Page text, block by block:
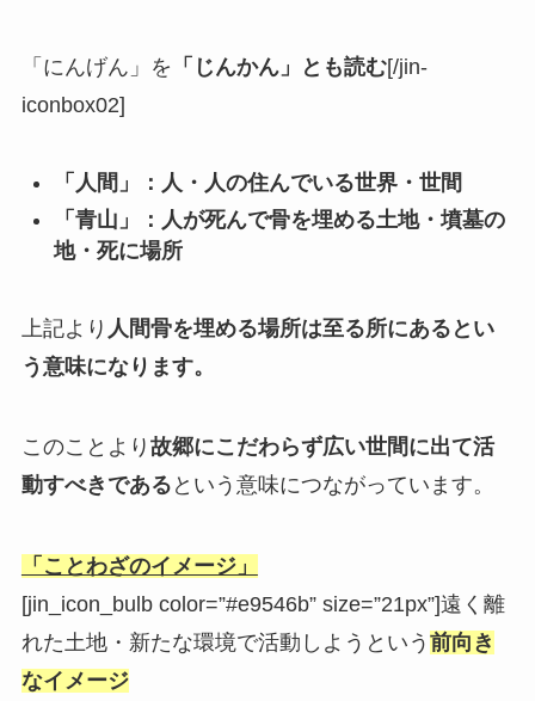
「にんげん」を 「じんかん」 とも読む[/jin-
iconbox02]
「人間」：人・人の住んでいる世界・世間
「青山」：人が死んで骨を埋める土地・墳墓の
地・死に場所
上記より 人間骨を埋める場所は至る所にあるとい
う意味になります。
このことより 故郷にこだわらず広い世間に出て活
動すべきである という意味につながっています。
「ことわざのイメージ」
[jin_icon_bulb color=”#e9546b” size=”21px”]遠く離
れた土地・新たな環境で活動しようという 前向き
なイメージ